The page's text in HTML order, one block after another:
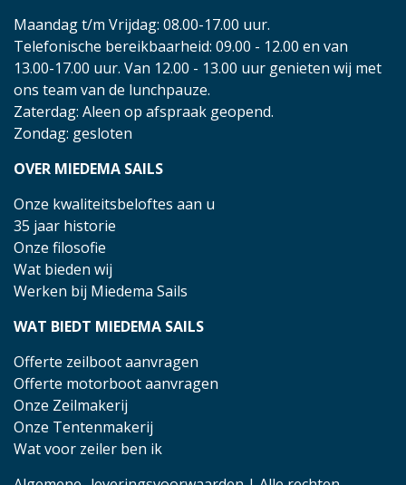
Maandag t/m Vrijdag: 08.00-17.00 uur.
Telefonische bereikbaarheid: 09.00 - 12.00 en van
13.00-17.00 uur. Van 12.00 - 13.00 uur genieten wij met
ons team van de lunchpauze.
Zaterdag: Aleen op afspraak geopend.
Zondag: gesloten
OVER MIEDEMA SAILS
Onze kwaliteitsbeloftes aan u
35 jaar historie
Onze filosofie
Wat bieden wij
Werken bij Miedema Sails
WAT BIEDT MIEDEMA SAILS
Offerte zeilboot aanvragen
Offerte motorboot aanvragen
Onze Zeilmakerij
Onze Tentenmakerij
Wat voor zeiler ben ik